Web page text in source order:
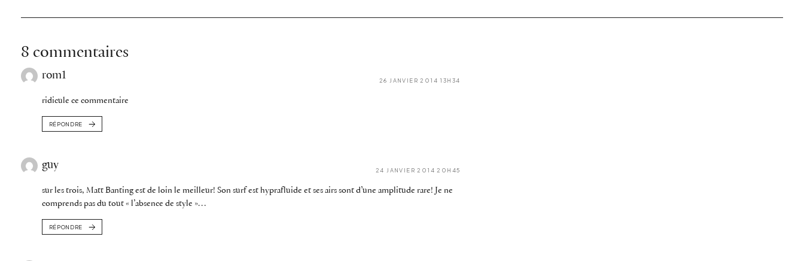
8 commentaires
rom1 26 JANVIER 2014 13H34
ridicule ce commentaire
RÉPONDRE
guy 24 JANVIER 2014 20H45
sur les trois, Matt Banting est de loin le meilleur! Son surf est hyprafluide et ses airs sont d’une amplitude rare! Je ne
comprends pas du tout « l’absence de style »…
RÉPONDRE